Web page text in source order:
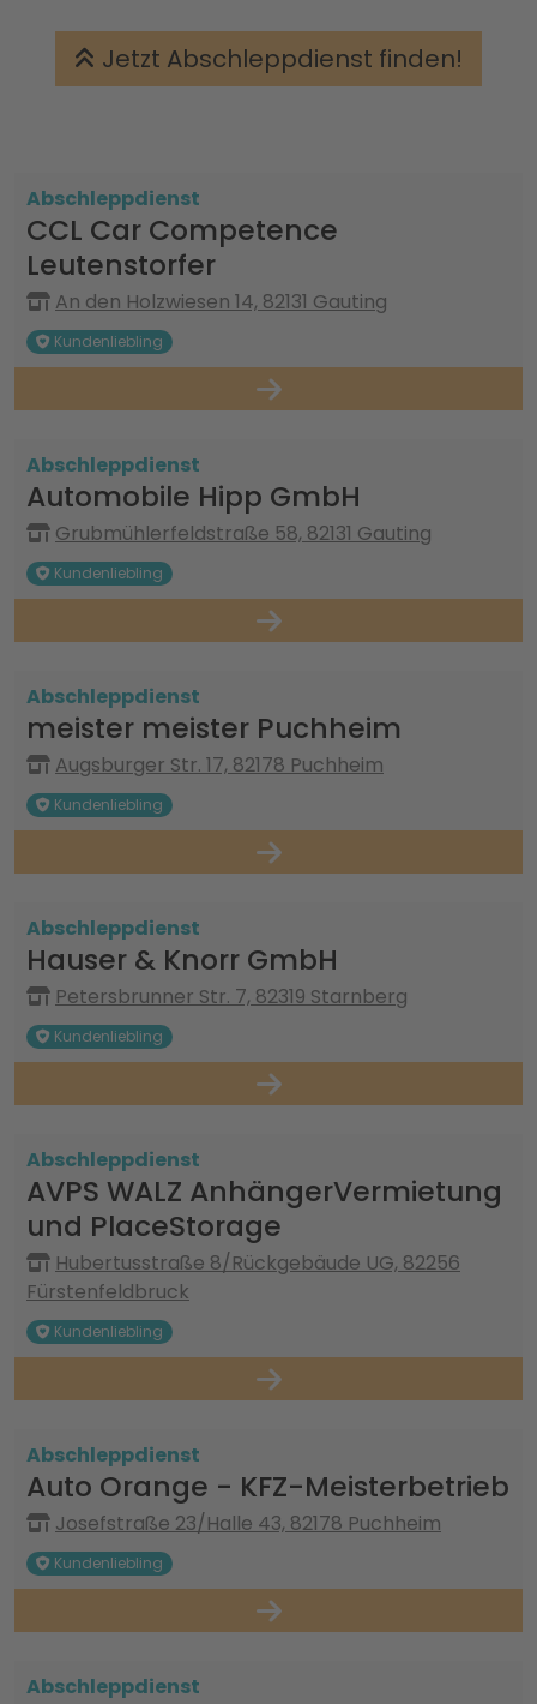
Jetzt Abschleppdienst finden!
Abschleppdienst
CCL Car Competence
Leutenstorfer
An den Holzwiesen 14, 82131 Gauting
Kundenliebling
Abschleppdienst
Automobile Hipp GmbH
Grubmühlerfeldstraße 58, 82131 Gauting
Kundenliebling
Abschleppdienst
meister meister Puchheim
Augsburger Str. 17, 82178 Puchheim
Kundenliebling
Abschleppdienst
Hauser & Knorr GmbH
Petersbrunner Str. 7, 82319 Starnberg
Kundenliebling
Abschleppdienst
AVPS WALZ AnhängerVermietung
und PlaceStorage
Hubertusstraße 8/Rückgebäude UG, 82256
Fürstenfeldbruck
Kundenliebling
Abschleppdienst
Auto Orange - KFZ-Meisterbetrieb
Josefstraße 23/Halle 43, 82178 Puchheim
Kundenliebling
Abschleppdienst